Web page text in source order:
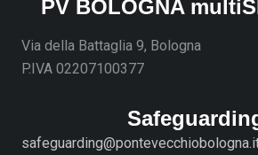
PV BOLOGNA
Via della Battaglia 9, Bologna
P.IVA 02207100377